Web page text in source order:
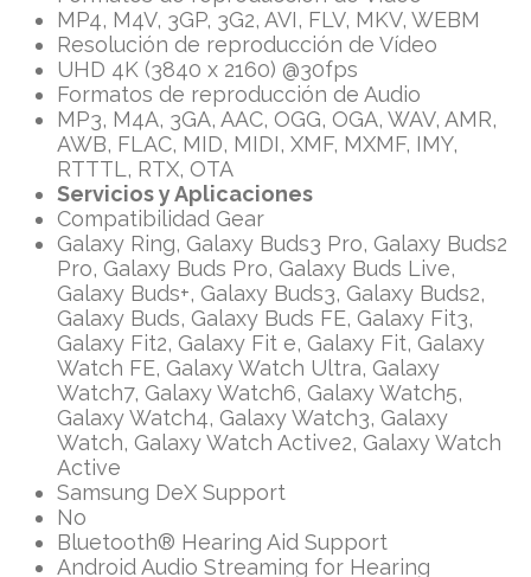
MP4, M4V, 3GP, 3G2, AVI, FLV, MKV, WEBM
Resolución de reproducción de Vídeo
UHD 4K (3840 x 2160) @30fps
Formatos de reproducción de Audio
MP3, M4A, 3GA, AAC, OGG, OGA, WAV, AMR,
AWB, FLAC, MID, MIDI, XMF, MXMF, IMY,
RTTTL, RTX, OTA
Servicios y Aplicaciones
Compatibilidad Gear
Galaxy Ring, Galaxy Buds3 Pro, Galaxy Buds2
Pro, Galaxy Buds Pro, Galaxy Buds Live,
Galaxy Buds+, Galaxy Buds3, Galaxy Buds2,
Galaxy Buds, Galaxy Buds FE, Galaxy Fit3,
Galaxy Fit2, Galaxy Fit e, Galaxy Fit, Galaxy
Watch FE, Galaxy Watch Ultra, Galaxy
Watch7, Galaxy Watch6, Galaxy Watch5,
Galaxy Watch4, Galaxy Watch3, Galaxy
Watch, Galaxy Watch Active2, Galaxy Watch
Active
Samsung DeX Support
No
Bluetooth® Hearing Aid Support
Android Audio Streaming for Hearing